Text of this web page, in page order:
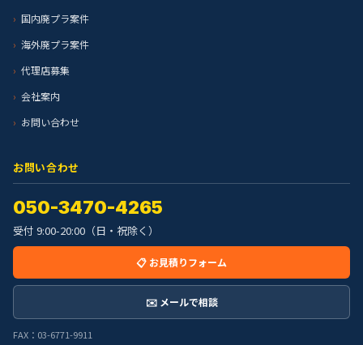
国内廃プラ案件
海外廃プラ案件
代理店募集
会社案内
お問い合わせ
お問い合わせ
050-3470-4265
受付 9:00-20:00（日・祝除く）
📋 お見積りフォーム
✉️ メールで相談
FAX：03-6771-9911